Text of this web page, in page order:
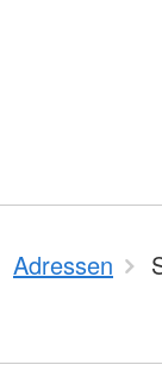
Adressen